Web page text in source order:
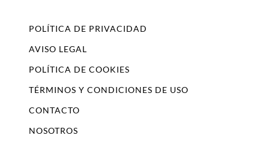
POLÍTICA DE PRIVACIDAD
AVISO LEGAL
POLÍTICA DE COOKIES
TÉRMINOS Y CONDICIONES DE USO
CONTACTO
NOSOTROS